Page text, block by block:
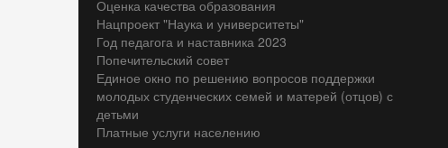
Оценка качества образования
Нацпроект "Наука и университеты"
Год педагога и наставника 2023
Попечительский совет
Единое окно по решению вопросов поддержки
молодых студенческих семей и матерей (отцов) с
детьми
Платные услуги населению